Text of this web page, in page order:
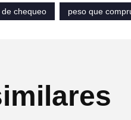
chequeo peso que